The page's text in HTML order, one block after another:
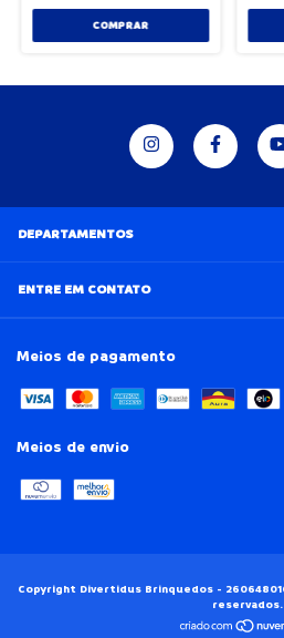
COMPRAR
DEPARTAMENTOS
ENTRE EM CONTATO
Meios de pagamento
Meios de envio
Copyright Divertidus Brinquedos -
reservados.